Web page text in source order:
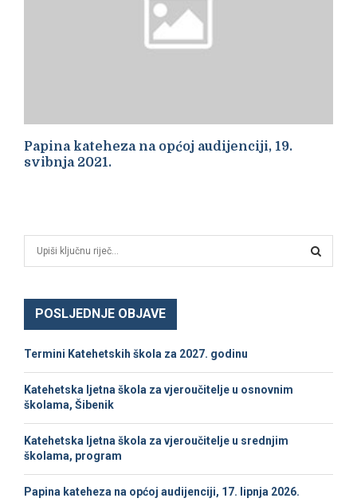
Papina kateheza na općoj audijenciji, 19.
svibnja 2021.
h
o
r
:
POSLJEDNJE OBJAVE
Termini Katehetskih škola za 2027. godinu
Katehetska ljetna škola za vjeroučitelje u osnovnim
školama, Šibenik
Katehetska ljetna škola za vjeroučitelje u srednjim
školama, program
Papina kateheza na općoj audijenciji, 17. lipnja 2026.